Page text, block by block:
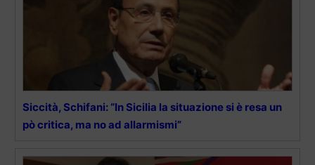
Siccità, Schifani: “In Sicilia la situazione si è resa un
pò critica, ma no ad allarmismi”